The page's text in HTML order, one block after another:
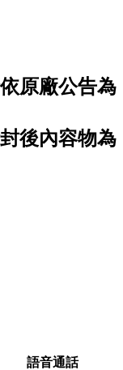
原廠公告為
後內容物為
語音通話